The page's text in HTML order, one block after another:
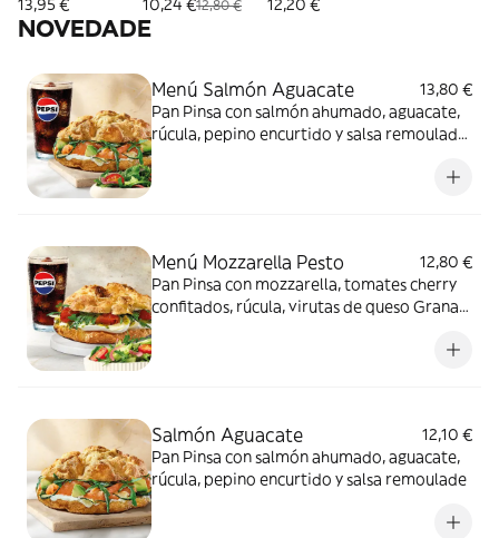
13,95 €
10,24 €12,80 €
12,20 €
NOVEDADE
Menú Salmón Aguacate
13,80 €
Pan Pinsa con salmón ahumado, aguacate,
rúcula, pepino encurtido y salsa remoulade
Menú Mozzarella Pesto
12,80 €
Pan Pinsa con mozzarella, tomates cherry
confitados, rúcula, virutas de queso Grana
Salmón Aguacate
12,10 €
Pan Pinsa con salmón ahumado, aguacate,
rúcula, pepino encurtido y salsa remoulade